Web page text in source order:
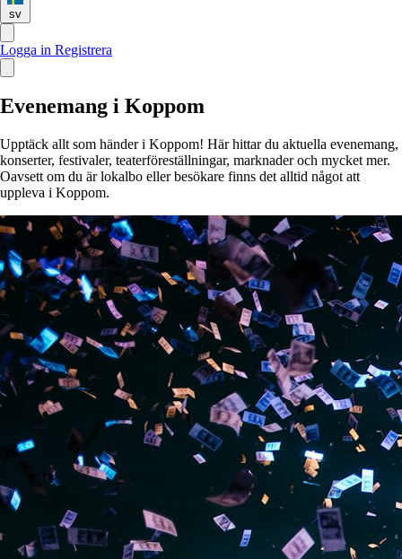
sv
Logga in Registrera
Evenemang i Koppom
Upptäck allt som händer i Koppom! Här hittar du aktuella evenemang,
konserter, festivaler, teaterföreställningar, marknader och mycket mer.
Oavsett om du är lokalbo eller besökare finns det alltid något att
uppleva i Koppom.